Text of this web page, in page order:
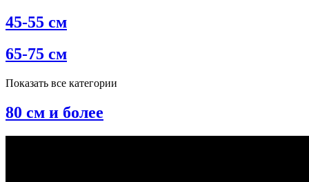
45-55 см
65-75 см
Показать все категории
80 см и более